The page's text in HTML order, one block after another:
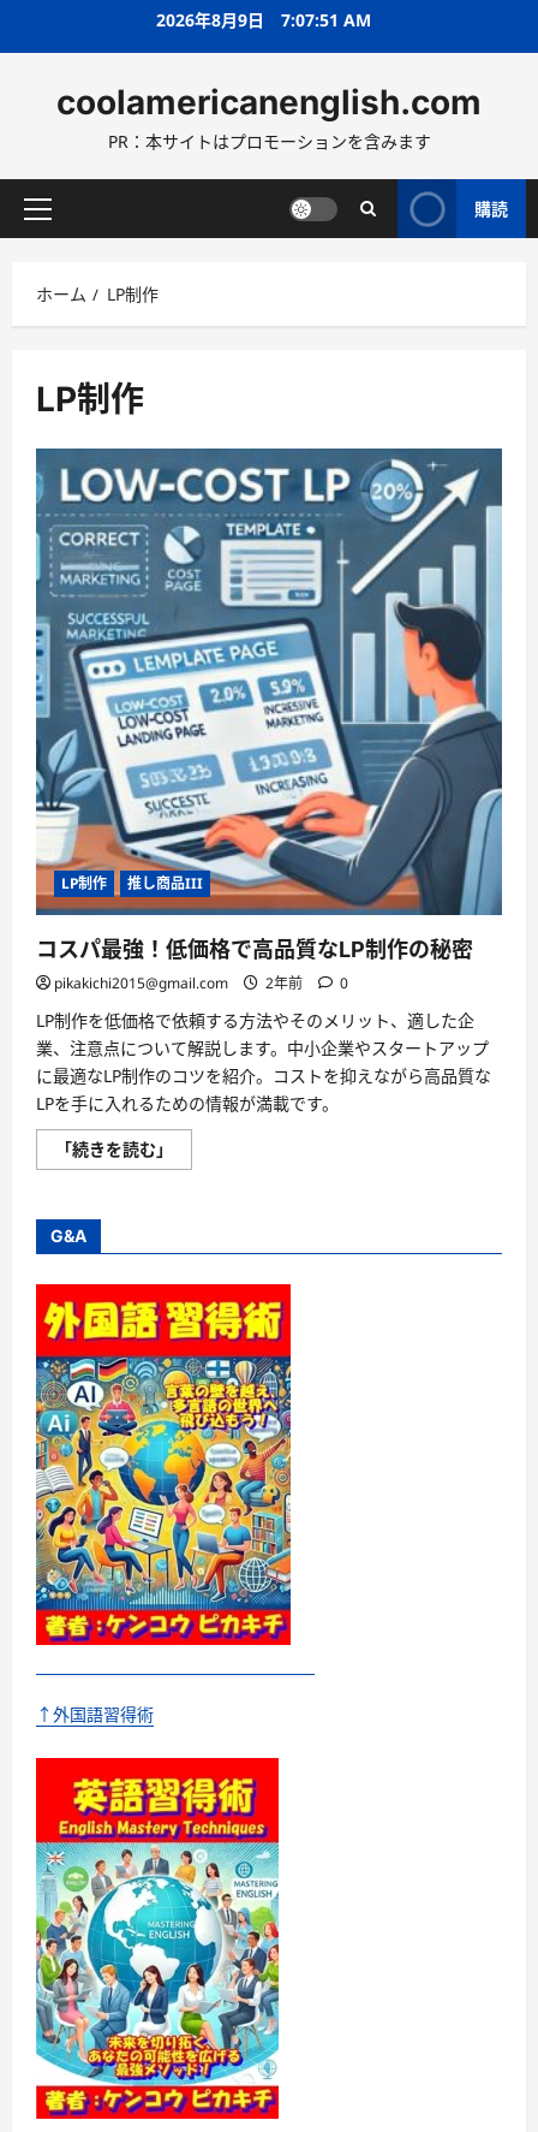
ス
ッ
2026年8月9日 7:07:52 AM
coolamericanenglish.com
PR：本サイトはプロモーションを含みます
メ
メ
ニ
ー
購読
ホーム LP制作
LP制作
LP制作 推し商品III
コスパ最強！低価格で高品質なLP制作の秘密
pikakichi2015@gmail.com 2年前 0
LP制作を低価格で依頼する方法やそのメリット、適した企
業、注意点について解説します。中小企業やスタートアップ
に最適なLP制作のコツを紹介。コストを抑えながら高品質な
LPを手に入れるための情報が満載です。
「続きを読む」
ス
価
で
高
品
質
な
LP
制
作
の
秘
密
に
つ
い
て
さ
ら
に
読
む
G&A
↑外国語習得術